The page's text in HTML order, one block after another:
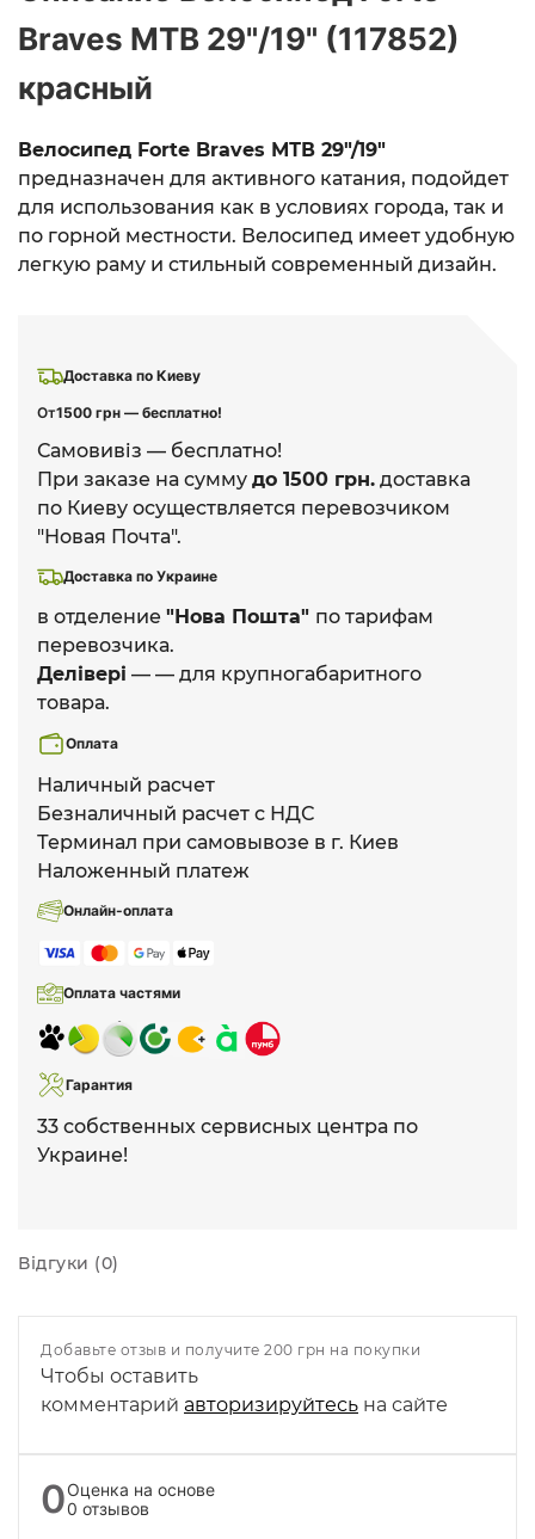
Доставка по Киеву
От1500 грн — бесплатно!
Самовивіз — бесплатно!
При заказе на сумму до 1500 грн. доставка
по Киеву осуществляется перевозчиком
"Новая Почта".
Доставка по Украине
в отделение "Нова Пошта" по тарифам
перевозчика.
Делівері — — для крупногабаритного
товара.
Оплата
Наличный расчет
Безналичный расчет с НДС
Терминал при самовывозе в г. Киев
Наложенный платеж
Онлайн-оплата
Оплата частями
Гарантия
33 собственных сервисных центра по
Украине!
Braves МТВ 29"/19" (117852)
красный
Велосипед Forte Braves МТВ 29"/19"
предназначен для активного катания, подойдет
для использования как в условиях города, так и
по горной местности. Велосипед имеет удобную
легкую раму и стильный современный дизайн.
Відгуки (0)
Добавьте отзыв и получите 200 грн на покупки
Чтобы оставить
комментарий авторизируйтесь на сайте
0Оценка на основе
0 отзывов